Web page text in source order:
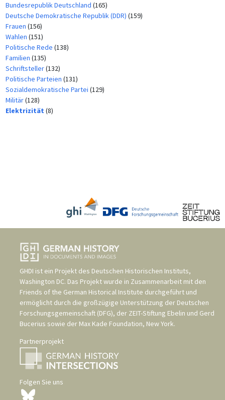
Bundesrepublik Deutschland (165)
Deutsche Demokratische Republik (DDR) (159)
Frauen (156)
Wahlen (151)
Politische Rede (138)
Familien (135)
Schriftsteller(132)
Politische Parteien (131)
Sozialdemokratische Partei (129)
Militär(128)
Elektrizität (8)
GHDI ist ein Projekt des Deutschen Historischen Instituts,
Washington DC. Das Projekt wurde in Zusammenarbeit mit den
Friends of the German Historical Institute durchgeführt und
ermöglicht durch die großzügige Unterstützung der Deutschen
Forschungsgemeinschaft (DFG), der ZEIT-Stiftung Ebelin und Gerd
Bucerius sowie der Max Kade Foundation, New York.
Partnerprojekt
Folgen Sie uns